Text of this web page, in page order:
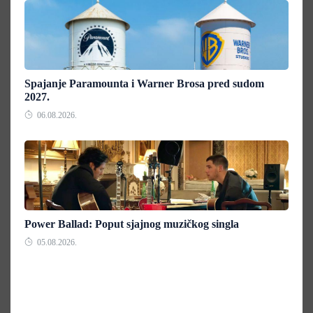
Spajanje Paramounta i Warner Brosa pred sudom
2027.
06.08.2026.
Power Ballad: Poput sjajnog muzičkog singla
05.08.2026.